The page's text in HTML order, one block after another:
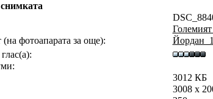
(на фотоапарата за още):
3012 КБ
3008 x